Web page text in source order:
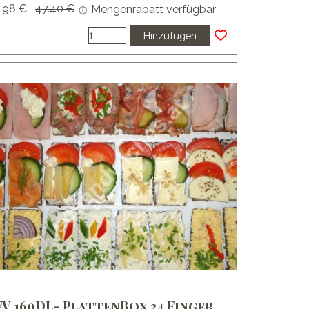
€ Preis ohne Rabatt
47.40 € Mengenrabatt verfügbar
Hinzufügen